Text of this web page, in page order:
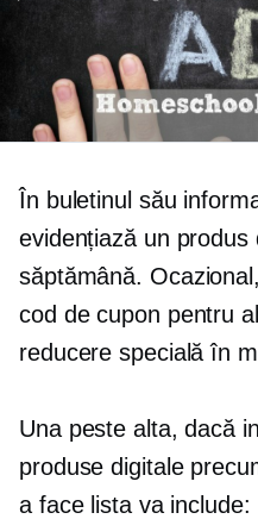
În buletinul său
evidențiază un
săptămână.
cod de cupon pentru
reducere specială în
Una peste alta, dacă
produse digitale
a facelista va include: